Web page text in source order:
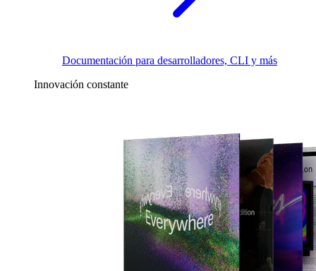
Documentación para desarrolladores, CLI y más
Innovación constante